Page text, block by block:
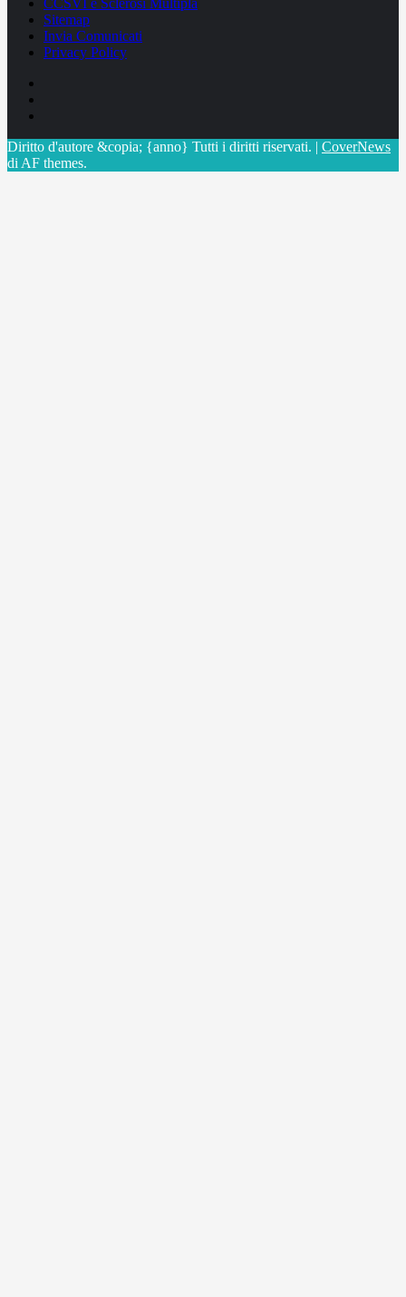
CCSVI e Sclerosi Multipla
Sitemap
Invia Comunicati
Privacy Policy
Diritto d'autore &copia; {anno} Tutti i diritti riservati. | CoverNews
di AF themes.